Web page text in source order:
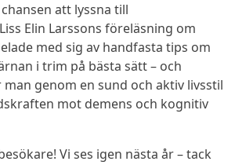
att lyssna till
Elin Larssons föreläsning om
med sig av handfasta tips om
i trim på bästa sätt – och
genom en sund och aktiv livsstil
mot demens och kognitiv
Vi ses igen nästa år – tack